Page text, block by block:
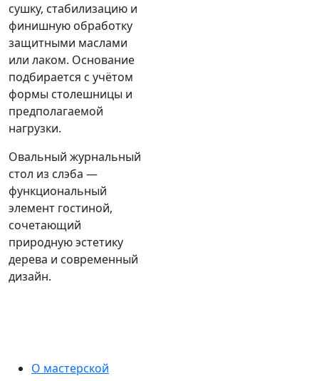
сушку, стабилизацию и
финишную обработку
защитными маслами
или лаком. Основание
подбирается с учётом
формы столешницы и
предполагаемой
нагрузки.
Овальный журнальный
стол из слэба —
функциональный
элемент гостиной,
сочетающий
природную эстетику
дерева и современный
дизайн.
О мастерской